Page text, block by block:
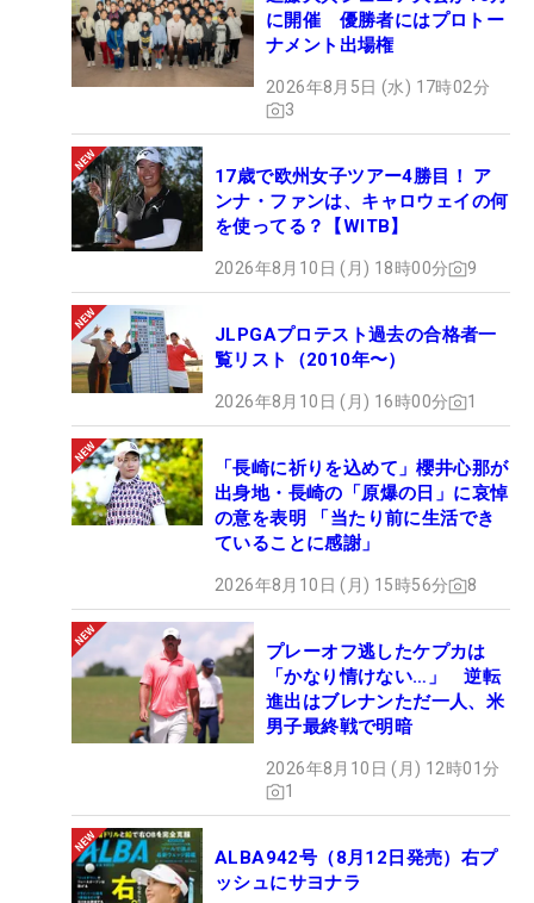
に開催 優勝者にはプロトー
ナメント出場権
2026年8月5日 (水) 17時02分
3
17歳で欧州女子ツアー4勝目！ ア
ンナ・ファンは、キャロウェイの何
を使ってる？【WITB】
2026年8月10日 (月) 18時00分 9
JLPGAプロテスト過去の合格者一
覧リスト（2010年〜）
2026年8月10日 (月) 16時00分 1
「長崎に祈りを込めて」櫻井心那が
出身地・長崎の「原爆の日」に哀悼
の意を表明 「当たり前に生活でき
ていることに感謝」
2026年8月10日 (月) 15時56分 8
プレーオフ逃したケプカは
「かなり情けない…」 逆転
進出はブレナンただ一人、米
男子最終戦で明暗
2026年8月10日 (月) 12時01分
1
ALBA942号（8月12日発売）右プ
ッシュにサヨナラ